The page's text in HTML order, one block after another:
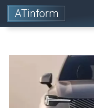
ATinform